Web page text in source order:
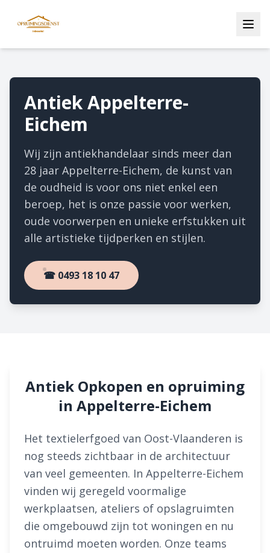
Antiek Appelterre-
Eichem
Wij zijn antiekhandelaar sinds meer dan
28 jaar Appelterre-Eichem, de kunst van
de oudheid is voor ons niet enkel een
beroep, het is onze passie voor werken,
oude voorwerpen en unieke erfstukken uit
alle artistieke tijdperken en stijlen.
☎ 0493 18 10 47
Antiek Opkopen en opruiming
in Appelterre-Eichem
Het textielerfgoed van Oost-Vlaanderen is
nog steeds zichtbaar in de architectuur
van veel gemeenten. In Appelterre-Eichem
vinden wij geregeld voormalige
werkplaatsen, ateliers of opslagruimten
die omgebouwd zijn tot woningen en nu
ontruimd moeten worden. Onze teams